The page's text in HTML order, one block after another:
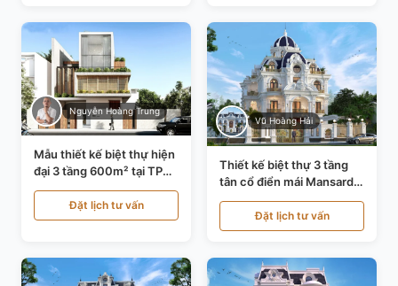
Nguyễn Hoàng Trung
Mẫu thiết kế biệt thự hiện
đại 3 tầng 600m² tại TP
Hồ Chí Minh KT24602
Đặt lịch tư vấn
Vũ Hoàng Hải
Thiết kế biệt thự 3 tầng
tân cổ điển mái Mansard
tại Thanh Hóa KT23104
Đặt lịch tư vấn